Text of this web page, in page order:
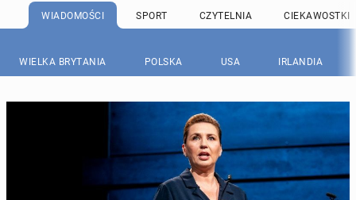
WIADOMOŚCI SPORT CZYTELNIA CIEKAWOSTKI
WIELKA BRYTANIA POLSKA USA IRLANDIA